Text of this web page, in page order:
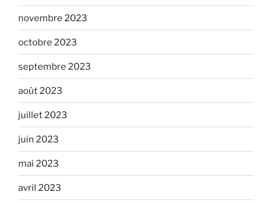
novembre 2023
octobre 2023
septembre 2023
août 2023
juillet 2023
juin 2023
mai 2023
avril 2023